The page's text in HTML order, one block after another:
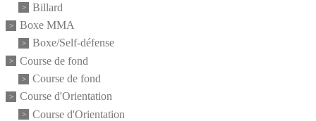
Billard
Boxe MMA
Boxe/Self-défense
Course de fond
Course de fond
Course d'Orientation
Course d'Orientation